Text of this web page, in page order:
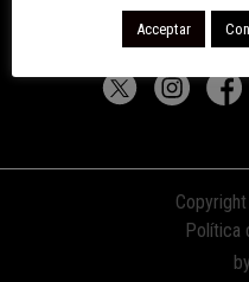
Accepto la política de
Política
Acceptar